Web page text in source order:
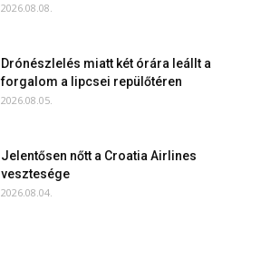
2026.08.08.
Drónészlelés miatt két órára leállt a
forgalom a lipcsei repülőtéren
2026.08.05.
Jelentősen nőtt a Croatia Airlines
vesztesége
2026.08.04.